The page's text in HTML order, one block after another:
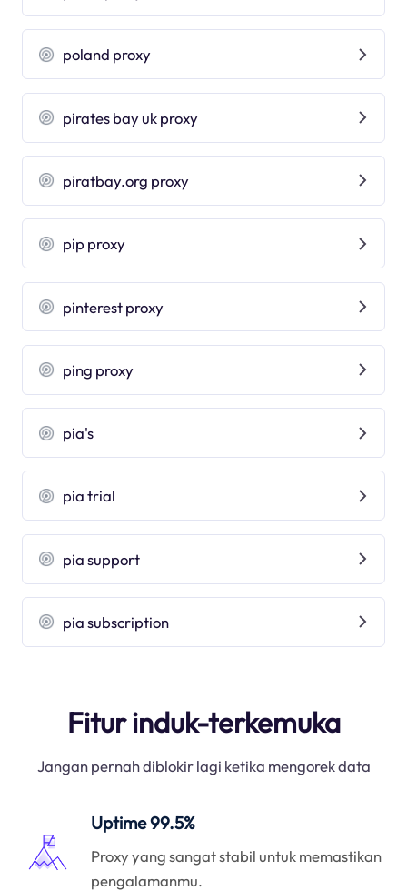
poland proxy
pirates bay uk proxy
piratbay.org proxy
pip proxy
pinterest proxy
ping proxy
pia's
pia trial
pia support
pia subscription
Fitur induk-terkemuka
Jangan pernah diblokir lagi ketika mengorek data
Uptime 99.5%
Proxy yang sangat stabil untuk memastikan
pengalamanmu.